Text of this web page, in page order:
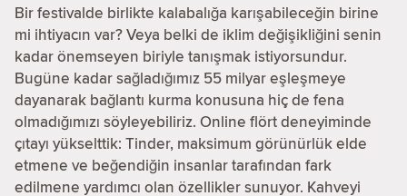
Bir festivalde birlikte kalabalığa karışabileceğin birine
mi ihtiyacın var? Veya belki de iklim değişikliğini senin
kadar önemseyen biriyle tanışmak istiyorsundur.
Bugüne kadar sağladığımız 55 milyar eşleşmeye
dayanarak bağlantı kurma konusuna hiç de fena
olmadığımızı söyleyebiliriz. Online flört deneyiminde
çıtayı yükselttik: Tinder, maksimum görünürlük elde
etmene ve beğendiğin insanlar tarafından fark
edilmene yardımcı olan özellikler sunuyor. Kahveyi